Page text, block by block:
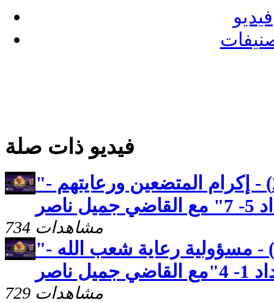
فيديو
فيديو ذات صلة
"رسالة بطرس الاولى (25) - إكرام المتضعين ورعايتهم -
734 مشاهدات
"رسالة بطرس الاولى (24) - مسؤولية رعاية شعب الله -
729 مشاهدات